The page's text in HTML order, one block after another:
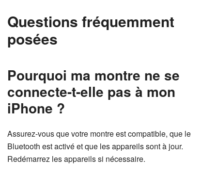
Questions fréquemment
posées
Pourquoi ma montre ne se
connecte-t-elle pas à mon
iPhone ?
Assurez-vous que votre montre est compatible, que le
Bluetooth est activé et que les appareils sont à jour.
Redémarrez les appareils si nécessaire.